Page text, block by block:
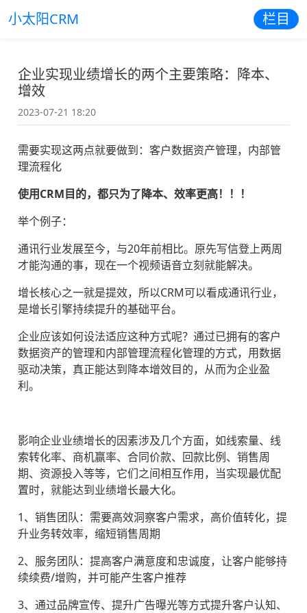
小太阳CRM 栏目
企业实现业绩增长的两个主要策略：降本、
增效
2023-07-21 18:20
需要实现这两点就要做到：客户数据资产管理，内部管
理流程化
使用CRM目的，都只为了降本、效率更高！！！
举个例子：
通讯行业发展至今，与20年前相比。原先写信登上两周
才能沟通的事，现在一个视频语音立刻就能解决。
增长核心之一就是提效，所以CRM可以看成通讯行业，
是增长引擎持续提升的基础平台。
企业应该如何设法适应这种方式呢？通过已拥有的客户
数据资产的管理和内部管理流程化管理的方式，用数据
驱动决策，真正能达到降本增效目的，从而为企业盈
利。
影响企业业绩增长的因素涉及几个方面，如线索量、线
索转化率、商机赢率、合同价款、回款比例、销售周
期、资源投入等等，它们之间相互作用，当实现最优配
置时，就能达到业绩增长最大化。
1、销售团队：需要高效洞察客户需求，高价值转化，提
升业务转效率，缩短销售周期
2、服务团队：提高客户满意度和忠诚度，让客户能够持
续续费/增购，并可能产生客户推荐
3、通过品牌宣传、提升广告曝光等方式提升客户认知、